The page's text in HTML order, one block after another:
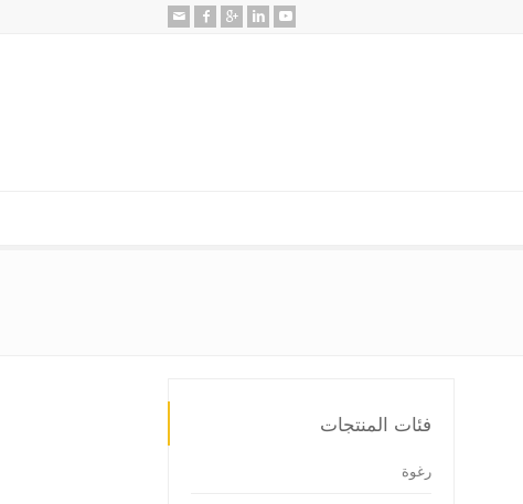
فئات المنتجات
رغوة